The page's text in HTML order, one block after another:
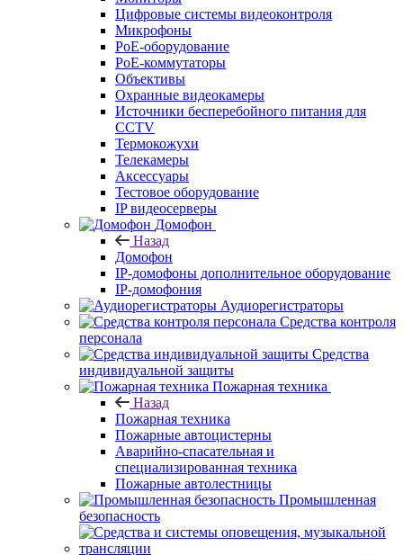
Цифровые системы видеоконтроля
Микрофоны
PoE-оборудование
PoE-коммутаторы
Объективы
Охранные видеокамеры
Источники бесперебойного питания для
CCTV
Термокожухи
Телекамеры
Аксессуары
Тестовое оборудование
IP видеосерверы
Домофон
Назад
Домофон
IP-домофоны дополнительное оборудование
IP-домофония
Аудиорегистраторы
Средства контроля
персонала
Средства
индивидуальной защиты
Пожарная техника
Назад
Пожарная техника
Пожарные автоцистерны
Аварийно-спасательная и
специализированная техника
Пожарные автолестницы
Промышленная
безопасность